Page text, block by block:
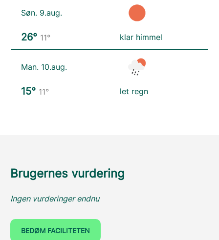
Søn. 9.aug.
26° 11° klar himmel
Man. 10.aug.
15° 11° let regn
Brugernes vurdering
Ingen vurderinger endnu
BEDØM FACILITETEN